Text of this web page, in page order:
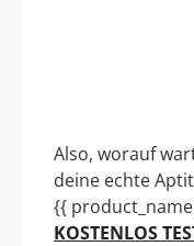
Also, worauf
deine echte
{{
KOSTENLOS